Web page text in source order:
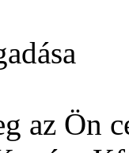
az Ön